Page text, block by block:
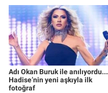
Adı Okan Buruk ile anılıyordu...
Hadise’nin yeni aşkıyla ilk
fotoğraf